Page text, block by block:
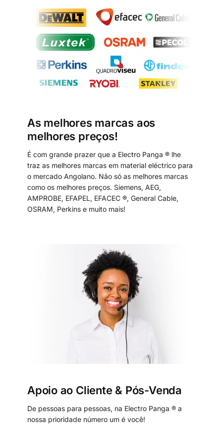
As melhores marcas aos
melhores preços!
É com grande prazer que a Electro Panga ® lhe
traz as melhores marcas em material eléctrico para
o mercado Angolano. Não só as melhores marcas
como os melhores preços. Siemens, AEG,
AMPROBE, EFAPEL, EFACEC ®, General Cable,
OSRAM, Perkins e muito mais!
Apoio ao Cliente & Pós-Venda
De pessoas para pessoas, na Electro Panga ® a
nossa prioridade número um é você!